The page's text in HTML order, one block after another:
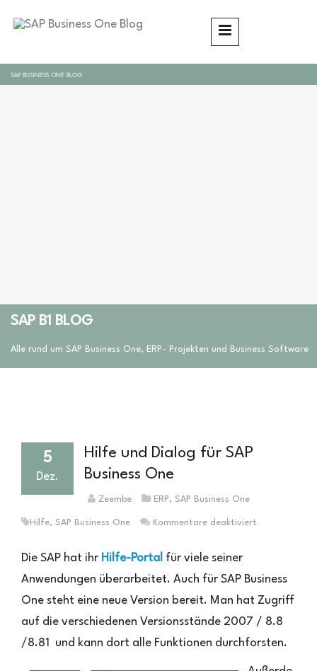
SAP BUSINESS ONE BLOG
SAP B1 BLOG
Alle rund um SAP Business One, ERP- Projekten und Business Software
5
Dez.
Hilfe und Dialog für SAP
Business One
Zeembe ERP, SAP Business One
Hilfe, SAP Business One Kommentare deaktiviert
für
SAP
Business
Die SAP hat ihr Hilfe-Portal für viele seiner
Anwendungen überarbeitet. Auch für SAP Business
One steht eine neue Version bereit. Man hat Zugriff
auf die verschiedenen Versionsstände 2007 / 8.8
/8.81 und kann dort alle Funktionen durchforsten.